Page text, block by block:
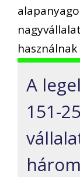
A
151-